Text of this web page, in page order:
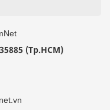
(Tp.HCM)